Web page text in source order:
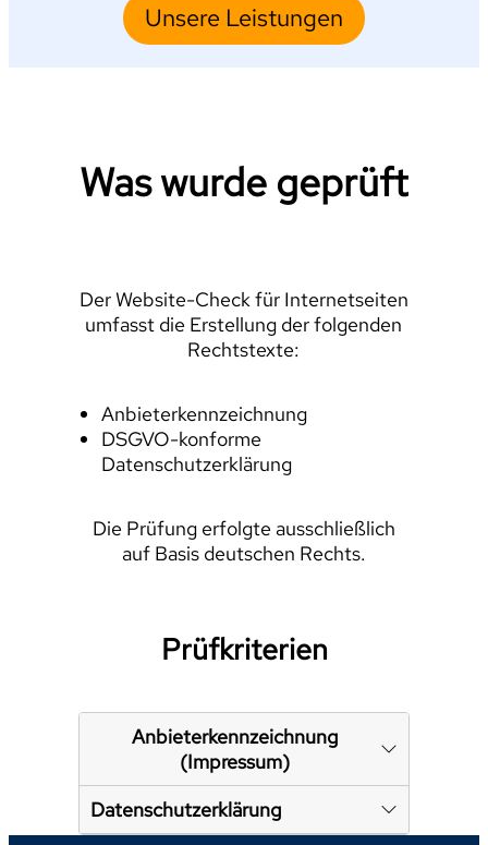
Unsere Leistungen
Was wurde geprüft
Der Website-Check für Internetseiten
umfasst die Erstellung der folgenden
Rechtstexte:
Anbieterkennzeichnung
DSGVO-konforme
Datenschutzerklärung
Die Prüfung erfolgte ausschließlich
auf Basis deutschen Rechts.
Prüfkriterien
Anbieterkennzeichnung
(Impressum)
Datenschutzerklärung